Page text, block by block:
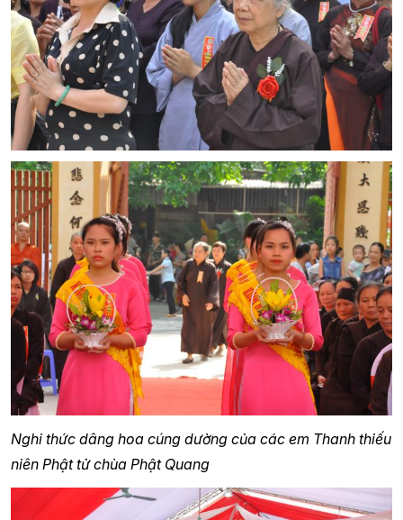
Nghi thức dâng hoa cúng dường của các em Thanh thiếu
niên Phật tử chùa Phật Quang